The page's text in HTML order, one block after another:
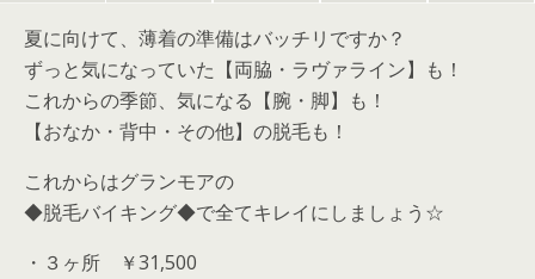
夏に向けて、薄着の準備はバッチリですか？
ずっと気になっていた【両脇・ラヴァライン】も！
これからの季節、気になる【腕・脚】も！
【おなか・背中・その他】の脱毛も！
これからはグランモアの
◆脱毛バイキング◆で全てキレイにしましょう☆
・３ヶ所 ￥31,500